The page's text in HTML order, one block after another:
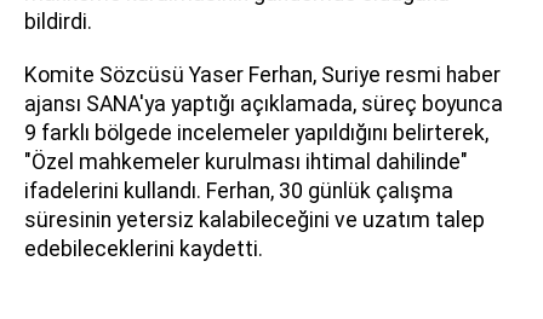
bildirdi.
Komite Sözcüsü Yaser Ferhan, Suriye resmi haber
ajansı SANA'ya yaptığı açıklamada, süreç boyunca
9 farklı bölgede incelemeler yapıldığını belirterek,
"Özel mahkemeler kurulması ihtimal dahilinde"
ifadelerini kullandı. Ferhan, 30 günlük çalışma
süresinin yetersiz kalabileceğini ve uzatım talep
edebileceklerini kaydetti.